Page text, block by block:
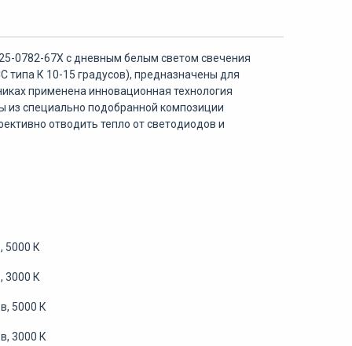
0782-67Х с дневным белым светом свечения
типа К 10-15 градусов), предназначены для
применена инновационная технология
из специально подобранной композиции
отводить тепло от светодиодов и
5000 К
3000 К
5000 К
3000 К